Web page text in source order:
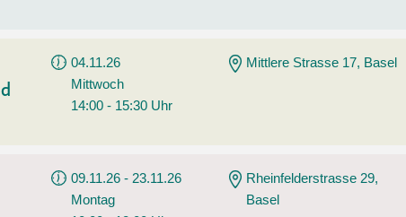
04.11.26
Mittwoch
14:00 - 15:30 Uhr
Mittlere Strasse 17, Basel
09.11.26 - 23.11.26
Montag
Rheinfelderstrasse 29,
Basel